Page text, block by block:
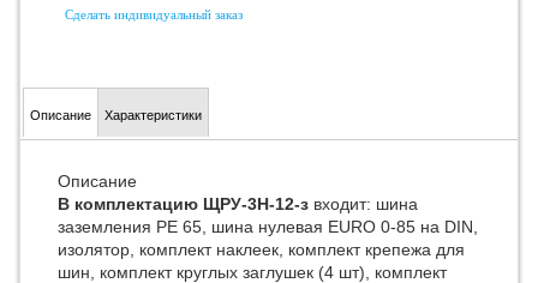
Сделать индивидуальный заказ
Описание Характеристики
Описание
В комплектацию ЩРУ-3Н-12-з входит: шина
заземления РЕ 65, шина нулевая EURO 0-85 на DIN,
изолятор, комплект наклеек, комплект крепежа для
шин, комплект круглых заглушек (4 шт), комплект